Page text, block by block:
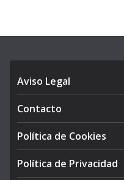
Aviso Legal
Contacto
Política de Cookies
Política de Privacidad